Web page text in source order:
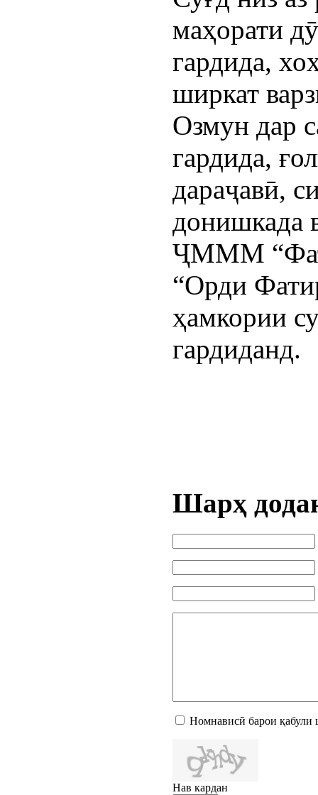
маҳорати
гардида,
ширкат
Озмун дар
гардида,
дараҷавӣ,
донишкада
ҶМММ
“Орди
ҳамкории
гардиданд.
Шарҳ
Номнависӣ барои қабули
Нав кардан